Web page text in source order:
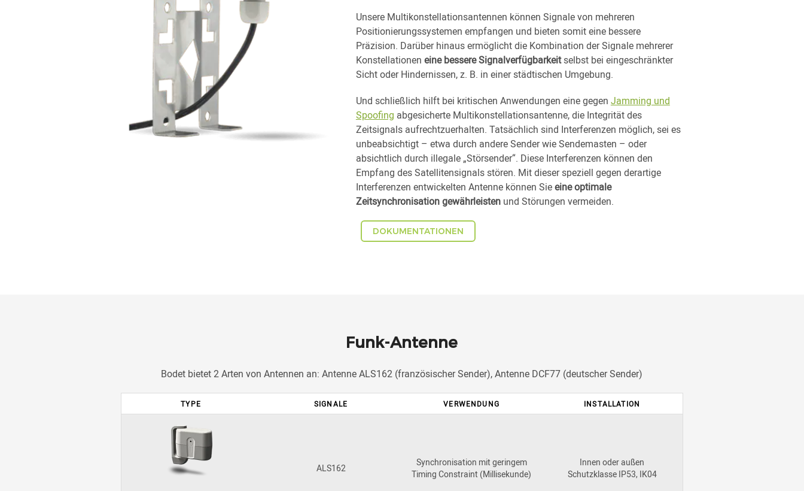
Unsere Multikonstellationsantennen können Signale von mehreren
Positionierungssystemen empfangen und bieten somit eine bessere
Präzision. Darüber hinaus ermöglicht die Kombination der Signale mehrerer
Konstellationen eine bessere Signalverfügbarkeitselbst bei eingeschränkter
Sicht oder Hindernissen, z. B. in einer städtischen Umgebung.
Und schließlich hilft bei kritischen Anwendungen eine gegen Jamming und
Spoofing abgesicherte Multikonstellationsantenne, die Integrität des
Zeitsignals aufrechtzuerhalten. Tatsächlich sind Interferenzen möglich, sei es
unbeabsichtigt – etwa durch andere Sender wie Sendemasten – oder
absichtlich durch illegale „Störsender“. Diese Interferenzen können den
Empfang des Satellitensignals stören. Mit dieser speziell gegen derartige
Interferenzen entwickelten Antenne können Sieeine optimale
Zeitsynchronisation gewährleistenund Störungen vermeiden.
DOKUMENTATIONEN
Funk-Antenne
Bodet bietet 2 Arten von Antennen an: Antenne ALS162 (französischer Sender), Antenne DCF77 (deutscher Sender)
TYPE SIGNALE VERWENDUNG INSTALLATION
ALS162
Synchronisation mit geringem
Timing Constraint (Millisekunde)
Innen oder außen
Schutzklasse IP53, IK04